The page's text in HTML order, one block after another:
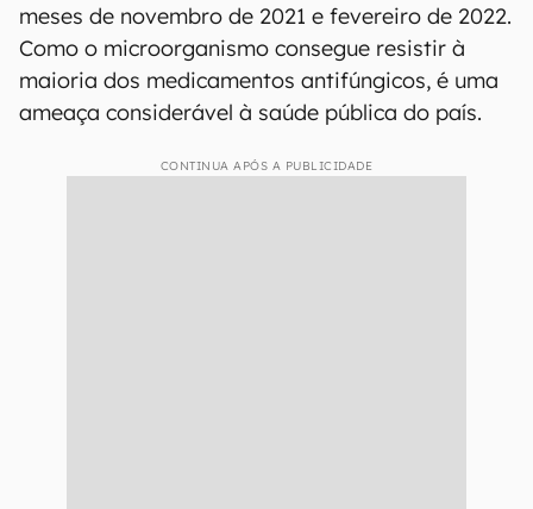
meses de novembro de 2021 e fevereiro de 2022.
Como o microorganismo consegue resistir à
maioria dos medicamentos antifúngicos, é uma
ameaça considerável à saúde pública do país.
CONTINUA APÓS A PUBLICIDADE